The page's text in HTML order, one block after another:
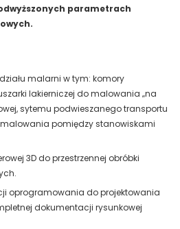
parametrach
malarni w tym: komory
lakierniczej do malowania „na
sytemu podwieszanego transportu
pomiędzy stanowiskami
3D do przestrzennej obróbki
oprogramowania do projektowania
dokumentacji rysunkowej